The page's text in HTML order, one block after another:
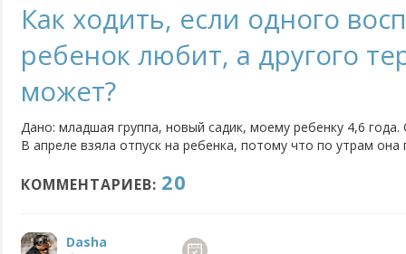
Как ходить, если одного
ребенок любит, а другого
может?
Дано: младшая группа, новый садик, моему ребенку 4,6
В апреле взяла отпуск на ребенка, потому что по утрам
доводила до сада, то не давала там себя раздевать.
КОММЕНТАРИЕВ: 20
Dasha